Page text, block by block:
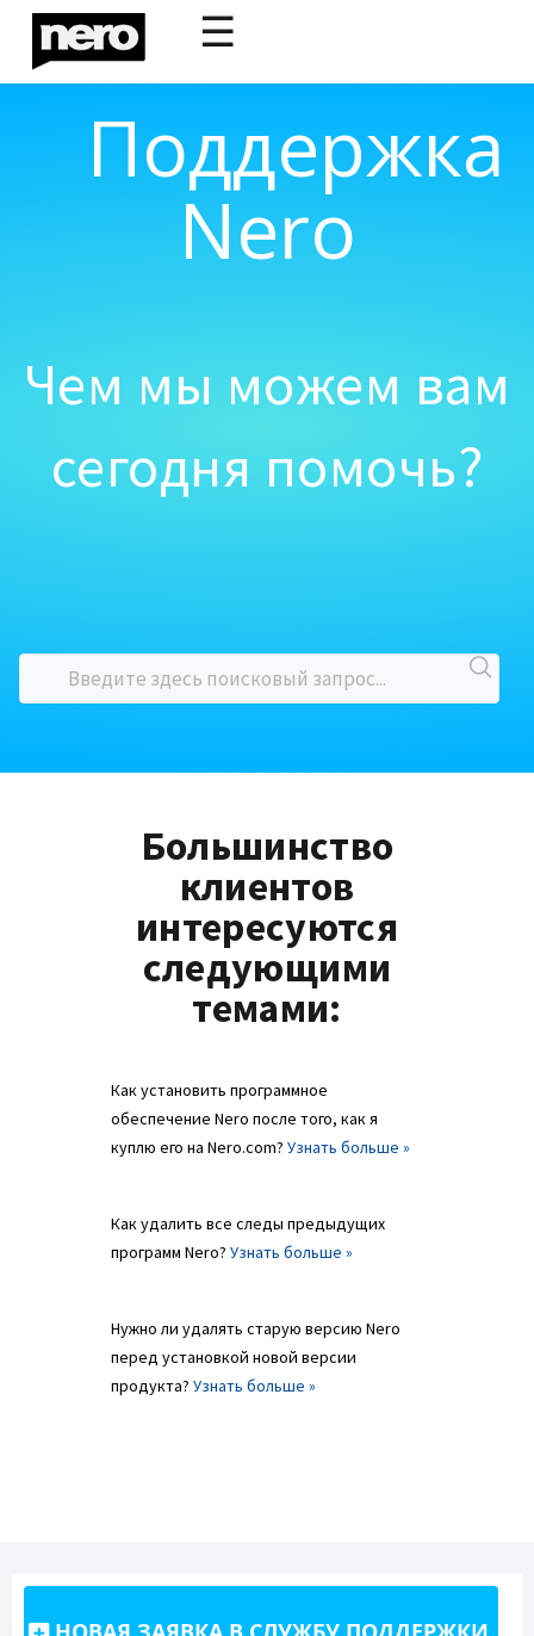
☰
Поддержка
Nero
Чем мы можем вам
сегодня помочь?
Большинство
клиентов
интересуются
следующими
темами:
Как установить программное
обеспечение Nero после того, как я
куплю его на Nero.com? Узнать больше »
Как удалить все следы предыдущих
программ Nero? Узнать больше »
Нужно ли удалять старую версию Nero
перед установкой новой версии
продукта? Узнать больше »